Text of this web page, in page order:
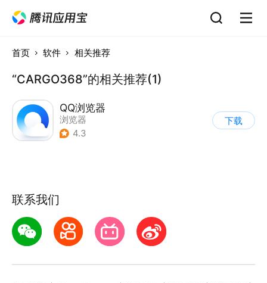
首页 软件 相关推荐
“CARGO368”的相关推荐(1)
QQ浏览器
浏览器
4.3
下载
联系我们